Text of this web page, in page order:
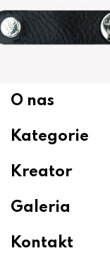
O nas
Kategorie
Kreator
Galeria
Kontakt